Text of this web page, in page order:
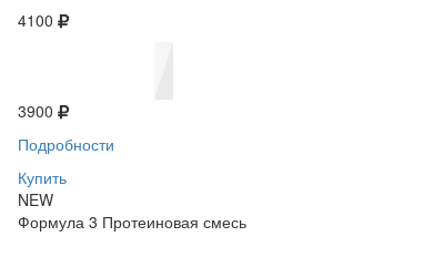
4100
3900
Подробности
Купить
NEW
Формула 3 Протеиновая смесь